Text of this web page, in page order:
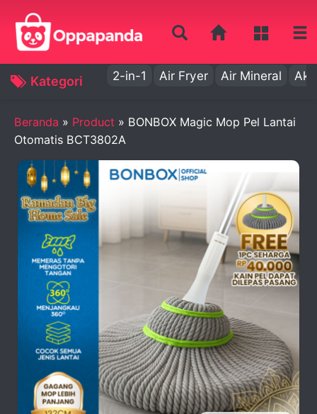
Kategori 2-in-1 Air Fryer Air Mineral Aki
Beranda » Product » BONBOX Magic Mop Pel Lantai
Otomatis BCT3802A